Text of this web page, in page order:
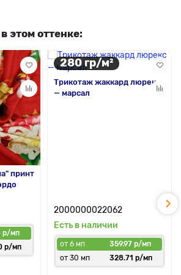
этом оттенке:
принт
р/мп
р/мп
280 гр/м²
Трикотаж жаккард люрекс
— марсал
2000000022062
Есть в наличии
от 6 мп
359.97 р/мп
от 30 мп
328.71 р/мп